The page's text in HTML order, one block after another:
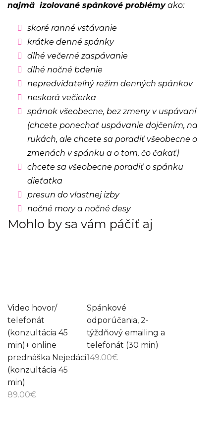
najmä izolované spánkové problémyako:
skoré ranné vstávanie
krátke denné spánky
dlhé večerné zaspávanie
dlhé nočné bdenie
nepredvídateľný režim denných spánkov
neskorá večierka
spánok všeobecne, bez zmeny v uspávaní
(chcete ponechať uspávanie dojčením, na
rukách, ale chcete sa poradiť všeobecne o
zmenách v spánku a o tom, čo čakať)
chcete sa všeobecne poradiť o spánku
dieťatka
presun do vlastnej izby
nočné mory a nočné desy
Mohlo by sa vám páčiť aj
Video hovor/
telefonát
(konzultácia 45
min)+ online
prednáška Nejedáci
(konzultácia 45
min)
89.00€
Spánkové
odporúčania, 2-
týždňový emailing a
telefonát (30 min)
149.00€